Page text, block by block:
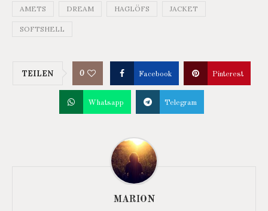
AMETS DREAM HAGLÖFS JACKET
SOFTSHELL
TEILEN 0 Facebook Pinterest
Whatsapp Telegram
MARION